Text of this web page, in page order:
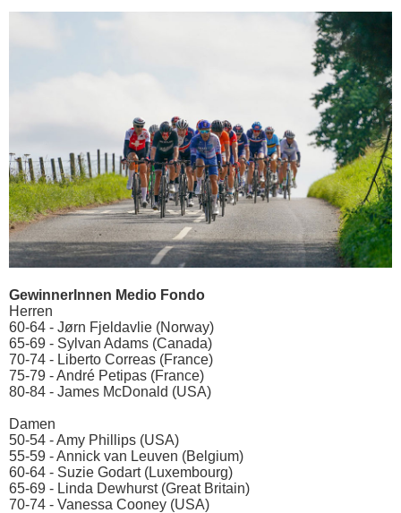
GewinnerInnen Medio Fondo
Herren
60-64 - Jørn Fjeldavlie (Norway)
65-69 - Sylvan Adams (Canada)
70-74 - Liberto Correas (France)
75-79 - André Petipas (France)
80-84 - James McDonald (USA)
Damen
50-54 - Amy Phillips (USA)
55-59 - Annick van Leuven (Belgium)
60-64 - Suzie Godart (Luxembourg)
65-69 - Linda Dewhurst (Great Britain)
70-74 - Vanessa Cooney (USA)